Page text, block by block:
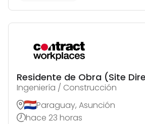
Residente de Obra (Site
Ingeniería / Construcción
Paraguay, Asunción
hace 23 horas